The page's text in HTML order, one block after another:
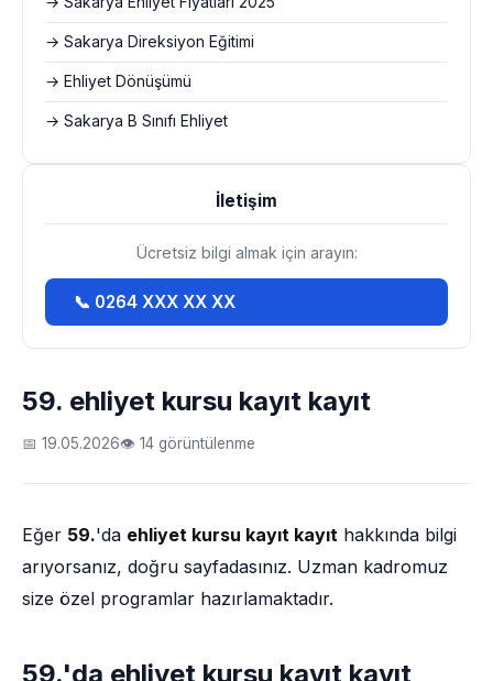
59. ehliyet kursu kayıt kayıt
📅 19.05.2026👁 14 görüntülenme
Eğer 59.'da ehliyet kursu kayıt kayıt hakkında bilgi
arıyorsanız, doğru sayfadasınız. Uzman kadromuz
size özel programlar hazırlamaktadır.
59.'da ehliyet kursu kayıt kayıt
→ Sakarya Direksiyon Eğitimi
→ Ehliyet Dönüşümü
→ Sakarya B Sınıfı Ehliyet
İletişim
Ücretsiz bilgi almak için arayın:
📞 0264 XXX XX XX